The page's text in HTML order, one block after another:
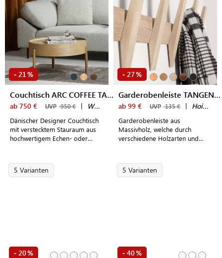
- 21 %
Couchtisch ARC COFFEE TABLE
ab 750 € UVP 950 € | WOUD
Dänischer Designer Couchtisch
mit verstecktem Stauraum aus
hochwertigem Echen- oder
- 27% +
Garderobenleiste TANGENT 5
ab 99 € UVP 135 € | Hoigaard
Garderobenleiste aus
Massivholz, welche durch
verschiedene Holzarten und
5 Varianten
- 20%
5 Varianten
- 40%